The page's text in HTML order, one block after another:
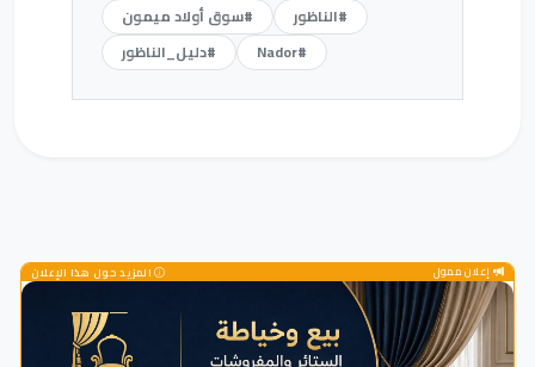
#الناظور
#سوق أولاد ميمون
#Nador
#دليل_الناظور
إعلان ممول المزيد حول هذا الإعلان